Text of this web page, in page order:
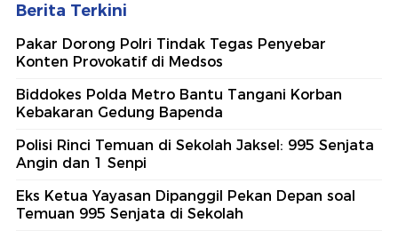
Berita Terkini
Pakar Dorong Polri Tindak Tegas Penyebar
Konten Provokatif di Medsos
Biddokes Polda Metro Bantu Tangani Korban
Kebakaran Gedung Bapenda
Polisi Rinci Temuan di Sekolah Jaksel: 995 Senjata
Angin dan 1 Senpi
Eks Ketua Yayasan Dipanggil Pekan Depan soal
Temuan 995 Senjata di Sekolah